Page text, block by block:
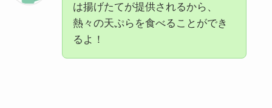
は揚げたてが提供されるから、
熱々の天ぷらを食べることができ
るよ！